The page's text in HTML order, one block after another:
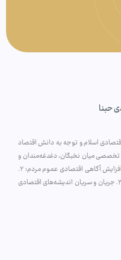
حبنا
اسلام و توجه به دانش اقتصاد
تخصصی میان نخبگان، دغدغه‌مندان و
علاقه‌مندان پیگیری گردد و راهی بیابد به‌سوی: ۱. افزایش آگاهی اقتصادی عموم مردم؛ ۲.
تولید آثار پژوهشی تخصصی در فضای نخبگانی؛ و ۳. جریان و سریان اندیشه‌های اقتصادی